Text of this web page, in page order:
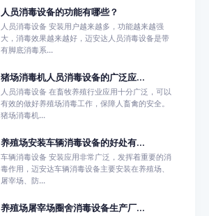
人员消毒设备的功能有哪些？
人员消毒设备 安装用户越来越多，功能越来越强
大，消毒效果越来越好，迈安达人员消毒设备是带
有脚底消毒系...
猪场消毒机人员消毒设备的广泛应...
人员消毒设备 在畜牧养殖行业应用十分广泛，可以
有效的做好养殖场消毒工作，保障人畜禽的安全。
猪场消毒机...
养殖场安装车辆消毒设备的好处有...
车辆消毒设备 安装应用非常广泛，发挥着重要的消
毒作用，迈安达车辆消毒设备主要安装在养殖场、
屠宰场、防...
养殖场屠宰场圈舍消毒设备生产厂...